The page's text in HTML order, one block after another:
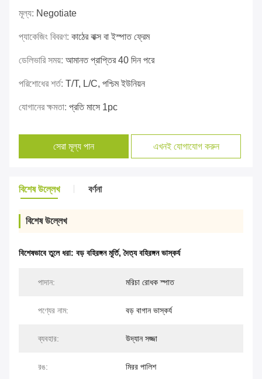
মূল্য: Negotiate
প্যাকেজিং বিবরণ: কাঠের বাক্স বা ইস্পাত ফ্রেম
ডেলিভারি সময়: আমানত প্রাপ্তির 40 দিন পরে
পরিশোধের শর্ত: T/T, L/C, পশ্চিম ইউনিয়ন
যোগানের ক্ষমতা: প্রতি মাসে 1pc
সেরা মূল্য পান এখনই যোগাযোগ করুন
বিশেষ উল্লেখ বর্ণনা
বিশেষ উল্লেখ
বিশেষভাবে তুলে ধরা: বড় বহিরঙ্গন মূর্তি,দৈত্য বহিরঙ্গন ভাস্কর্য
পাদান: মরিচা রোধক স্পাত
পণ্যের নাম: বড় বাগান ভাস্কর্য
ব্যবহার: উদ্যান সজ্জা
রঙ: মিরর পালিশ